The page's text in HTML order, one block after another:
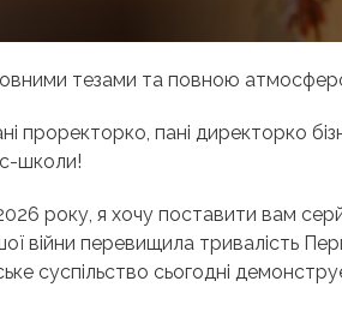
тезами та повною
проректорко, пані директорко
школи!
року, я хочу поставити вам
війни перевищила тривалість
суспільство сьогодні